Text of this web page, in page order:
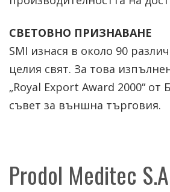
СВЕТОВНО ПРИЗНАВАНЕ
SMI изнася в около 90
целия свят. За това
„Royal Export Award 2000“ от
съвет за външна търговия.
Prodol Meditec